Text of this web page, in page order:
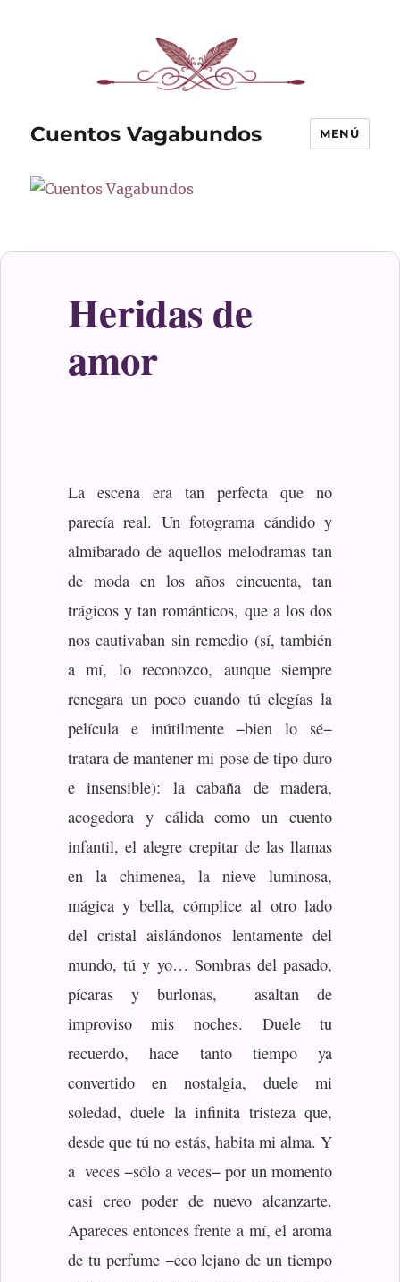
Cuentos Vagabundos MENÚ
Heridas de
amor
La escena era tan perfecta que no
parecía real. Un fotograma cándido y
almibarado de aquellos melodramas tan
de moda en los años cincuenta, tan
trágicos y tan románticos, que a los dos
nos cautivaban sin remedio (sí, también
a mí, lo reconozco, aunque siempre
renegara un poco cuando tú elegías la
película e inútilmente −bien lo sé−
tratara de mantener mi pose de tipo duro
e insensible): la cabaña de madera,
acogedora y cálida como un cuento
infantil, el alegre crepitar de las llamas
en la chimenea, la nieve luminosa,
mágica y bella, cómplice al otro lado
del cristal aislándonos lentamente del
mundo, tú y yo… Sombras del pasado,
pícaras y burlonas, asaltan de
improviso mis noches. Duele tu
recuerdo, hace tanto tiempo ya
convertido en nostalgia, duele mi
soledad, duele la infinita tristeza que,
desde que tú no estás, habita mi alma. Y
a veces −sólo a veces− por un momento
casi creo poder de nuevo alcanzarte.
Apareces entonces frente a mí, el aroma
de tu perfume −eco lejano de un tiempo